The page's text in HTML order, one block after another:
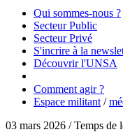
Qui sommes-nous ?
Secteur Public
Secteur Privé
S'incrire à la
Découvrir l'UNSA
Comment agir ?
Espace militant /
03 mars 2026 / Temps de